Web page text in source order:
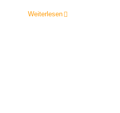
Weiterlesen